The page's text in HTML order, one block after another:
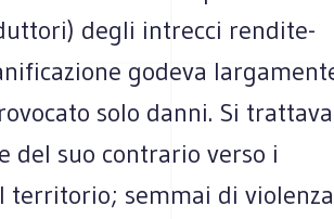
degli intrecci rendite-
godeva
solo danni. Si trattava
del suo contrario verso i
territorio; semmai di violenza